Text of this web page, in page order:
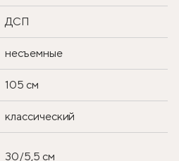
ДСП
несъемные
105 см
классический
30/5,5 см